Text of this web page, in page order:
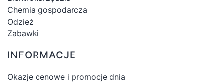
Chemia gospodarcza
Odzież
Zabawki
INFORMACJE
Okazje cenowe i promocje dnia